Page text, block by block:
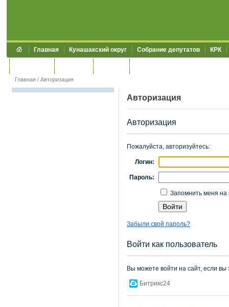
Главная Кунашакский округ Собрание депутатов КРК
Главная / Авторизация
Авторизация
Авторизация
Пожалуйста, авторизуйтесь:
Логин:
Пароль:
Запомнить меня на
Забыли свой пароль?
Войти как пользователь
Вы можете войти на сайт, если вы
Битрикс24